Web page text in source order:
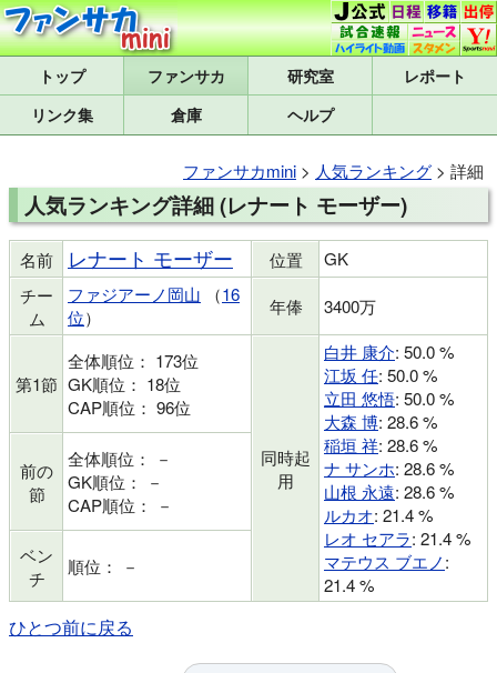
トップ 研究室
レポート
リンク集
倉庫 ヘルプ
ファンサカmini > 人気ランキング > 詳細
人気ランキング詳細 (レナート モーザー)
名前 レナート モーザー 位置
GK
チー
ム
ファジアーノ岡山 （16
位） 年俸 3400万
第1節
全体順位： 173位
GK順位： 18位
CAP順位： 96位
同時起
用
白井 康介: 50.0 %
江坂 任: 50.0 %
立田 悠悟: 50.0 %
大森 博: 28.6 %
稲垣 祥: 28.6 %
ナ サンホ: 28.6 %
山根 永遠: 28.6 %
ルカオ: 21.4 %
レオ セアラ: 21.4 %
マテウス ブエノ:
21.4 %
前の
節
全体順位： －
GK順位： －
CAP順位： －
ベン
チ
順位： －
ひとつ前に戻る